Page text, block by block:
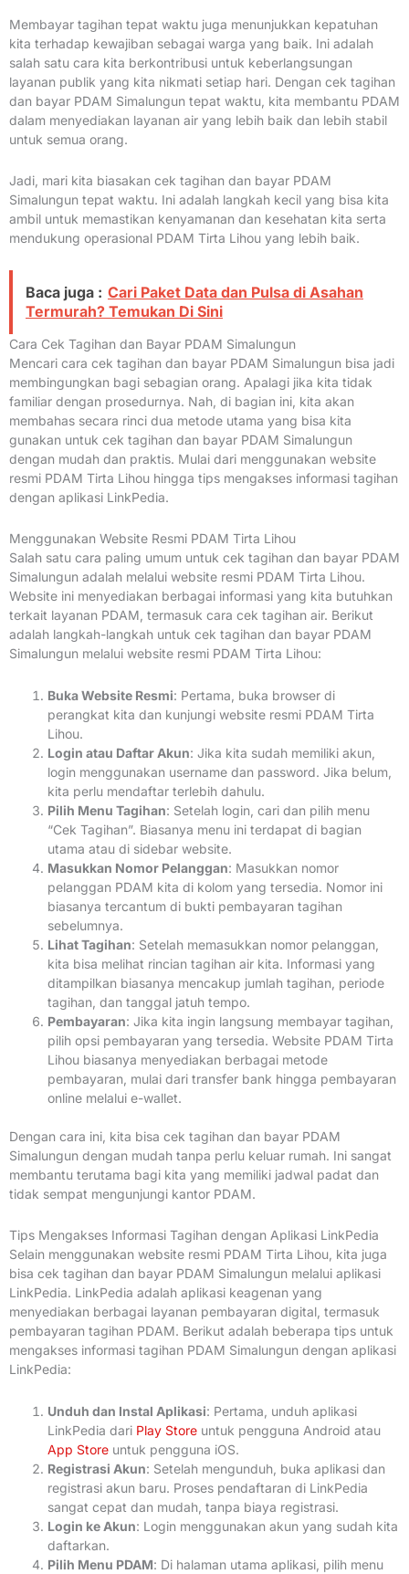
Membayar tagihan tepat waktu juga menunjukkan kepatuhan
kita terhadap kewajiban sebagai warga yang baik. Ini adalah
salah satu cara kita berkontribusi untuk keberlangsungan
layanan publik yang kita nikmati setiap hari. Dengan cek tagihan
dan bayar PDAM Simalungun tepat waktu, kita membantu PDAM
dalam menyediakan layanan air yang lebih baik dan lebih stabil
untuk semua orang.
Jadi, mari kita biasakan cek tagihan dan bayar PDAM
Simalungun tepat waktu. Ini adalah langkah kecil yang bisa kita
ambil untuk memastikan kenyamanan dan kesehatan kita serta
mendukung operasional PDAM Tirta Lihou yang lebih baik.
Baca juga : Cari Paket Data dan Pulsa di Asahan
Termurah? Temukan Di Sini
Cara Cek Tagihan dan Bayar PDAM Simalungun
Mencari cara cek tagihan dan bayar PDAM Simalungun bisa jadi
membingungkan bagi sebagian orang. Apalagi jika kita tidak
familiar dengan prosedurnya. Nah, di bagian ini, kita akan
membahas secara rinci dua metode utama yang bisa kita
gunakan untuk cek tagihan dan bayar PDAM Simalungun
dengan mudah dan praktis. Mulai dari menggunakan website
resmi PDAM Tirta Lihou hingga tips mengakses informasi tagihan
dengan aplikasi LinkPedia.
Menggunakan Website Resmi PDAM Tirta Lihou
Salah satu cara paling umum untuk cek tagihan dan bayar PDAM
Simalungun adalah melalui website resmi PDAM Tirta Lihou.
Website ini menyediakan berbagai informasi yang kita butuhkan
terkait layanan PDAM, termasuk cara cek tagihan air. Berikut
adalah langkah-langkah untuk cek tagihan dan bayar PDAM
Simalungun melalui website resmi PDAM Tirta Lihou:
Buka Website Resmi: Pertama, buka browser di
perangkat kita dan kunjungi website resmi PDAM Tirta
Lihou.
Login atau Daftar Akun: Jika kita sudah memiliki akun,
login menggunakan username dan password. Jika belum,
kita perlu mendaftar terlebih dahulu.
Pilih Menu Tagihan: Setelah login, cari dan pilih menu
“Cek Tagihan”. Biasanya menu ini terdapat di bagian
utama atau di sidebar website.
Masukkan Nomor Pelanggan: Masukkan nomor
pelanggan PDAM kita di kolom yang tersedia. Nomor ini
biasanya tercantum di bukti pembayaran tagihan
sebelumnya.
Lihat Tagihan: Setelah memasukkan nomor pelanggan,
kita bisa melihat rincian tagihan air kita. Informasi yang
ditampilkan biasanya mencakup jumlah tagihan, periode
tagihan, dan tanggal jatuh tempo.
Pembayaran: Jika kita ingin langsung membayar tagihan,
pilih opsi pembayaran yang tersedia. Website PDAM Tirta
Lihou biasanya menyediakan berbagai metode
pembayaran, mulai dari transfer bank hingga pembayaran
online melalui e-wallet.
Dengan cara ini, kita bisa cek tagihan dan bayar PDAM
Simalungun dengan mudah tanpa perlu keluar rumah. Ini sangat
membantu terutama bagi kita yang memiliki jadwal padat dan
tidak sempat mengunjungi kantor PDAM.
Tips Mengakses Informasi Tagihan dengan Aplikasi LinkPedia
Selain menggunakan website resmi PDAM Tirta Lihou, kita juga
bisa cek tagihan dan bayar PDAM Simalungun melalui aplikasi
LinkPedia. LinkPedia adalah aplikasi keagenan yang
menyediakan berbagai layanan pembayaran digital, termasuk
pembayaran tagihan PDAM. Berikut adalah beberapa tips untuk
mengakses informasi tagihan PDAM Simalungun dengan aplikasi
LinkPedia:
Unduh dan Instal Aplikasi: Pertama, unduh aplikasi
LinkPedia dari Play Store untuk pengguna Android atau
App Store untuk pengguna iOS.
Registrasi Akun: Setelah mengunduh, buka aplikasi dan
registrasi akun baru. Proses pendaftaran di LinkPedia
sangat cepat dan mudah, tanpa biaya registrasi.
Login ke Akun: Login menggunakan akun yang sudah kita
daftarkan.
Pilih Menu PDAM: Di halaman utama aplikasi, pilih menu